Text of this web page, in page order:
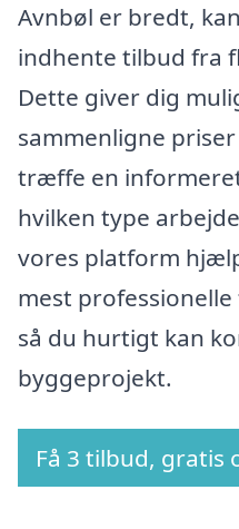
Avnbøl er bredt,
indhente tilbud fra
Dette giver dig
sammenligne
træffe en
hvilken type
vores platform
mest
så du hurtigt kan
byggeprojekt.
Få 3 tilbud, gratis